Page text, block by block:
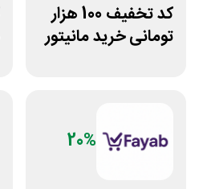
کد تخفیف 100 هزار
تومانی خرید مانیتور
20%